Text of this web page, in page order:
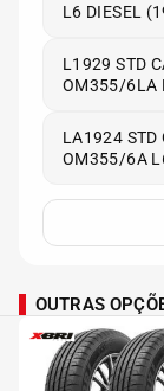
L6 DIESEL
L1929 STD
OM355/6LA
LA1924 STD
OM355/6A
OUTRAS